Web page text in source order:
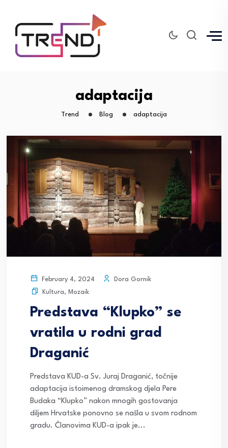
adaptacija
Trend Blog adaptacija
February 4, 2024
Dora Gornik
Kultura, Mozaik
Predstava “Klupko” se
vratila u rodni grad
Draganić
Predstava KUD-a Sv. Juraj Draganić, točnije
adaptacija istoimenog dramskog djela Pere
Budaka “Klupko” nakon mnogih gostovanja
diljem Hrvatske ponovno se našla u svom rodnom
gradu. Članovima KUD-a ipak je...